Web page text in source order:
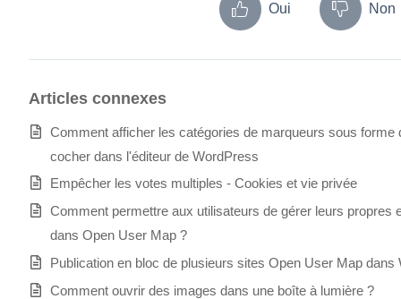
Oui Non
Articles connexes
Comment afficher les catégories de marqueurs sous forme
cocher dans l'éditeur de WordPress
Empêcher les votes multiples - Cookies et vie privée
Comment permettre aux utilisateurs de gérer leurs propres
dans Open User Map ?
Publication en bloc de plusieurs sites Open User Map dans
Comment ouvrir des images dans une boîte à lumière ?